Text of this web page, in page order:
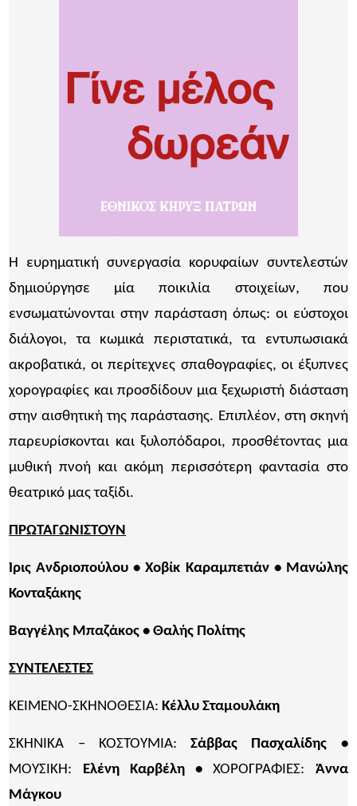
Η ευρηματική συνεργασία κορυφαίων συντελεστών
δημιούργησε μία ποικιλία στοιχείων, που
ενσωματώνονται στην παράσταση όπως: οι εύστοχοι
διάλογοι, τα κωμικά περιστατικά, τα εντυπωσιακά
ακροβατικά, οι περίτεχνες σπαθογραφίες, οι έξυπνες
χορογραφίες και προσδίδουν μια ξεχωριστή διάσταση
στην αισθητική της παράστασης. Επιπλέον, στη σκηνή
παρευρίσκονται και ξυλοπόδαροι, προσθέτοντας μια
μυθική πνοή και ακόμη περισσότερη φαντασία στο
θεατρικό μας ταξίδι.
ΠΡΩΤΑΓΩΝΙΣΤΟΥΝ
Ίρις Ανδριοπούλου • Χοβίκ Καραμπετιάν • Μανώλης
Κονταξάκης
Βαγγέλης Μπαζάκος • Θαλής Πολίτης
ΣΥΝΤΕΛΕΣΤΕΣ
ΚΕΙΜΕΝΟ-ΣΚΗΝΟΘΕΣΙΑ:Κέλλυ Σταμουλάκη
ΣΚΗΝΙΚΑ – ΚΟΣΤΟΥΜΙΑ: Σάββας Πασχαλίδης •
ΜΟΥΣΙΚΗ: Ελένη Καρβέλη •ΧΟΡΟΓΡΑΦΙΕΣ: Άννα
Μάγκου